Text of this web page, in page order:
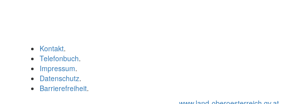
Kontakt.
Telefonbuch.
Impressum.
Datenschutz.
Barrierefreiheit.